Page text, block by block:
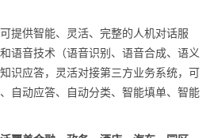
提供智能、灵活、完整的人机对话服
语音技术（语音识别、语音合成、语义
识应答，灵活对接第三方业务系统，可
自动应答、自动分类、智能填单、智能